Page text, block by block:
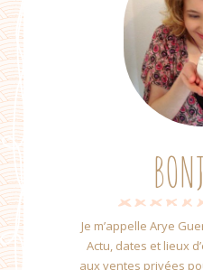
Je m’appelle Arye
Actu, dates et lieux
aux ventes privées